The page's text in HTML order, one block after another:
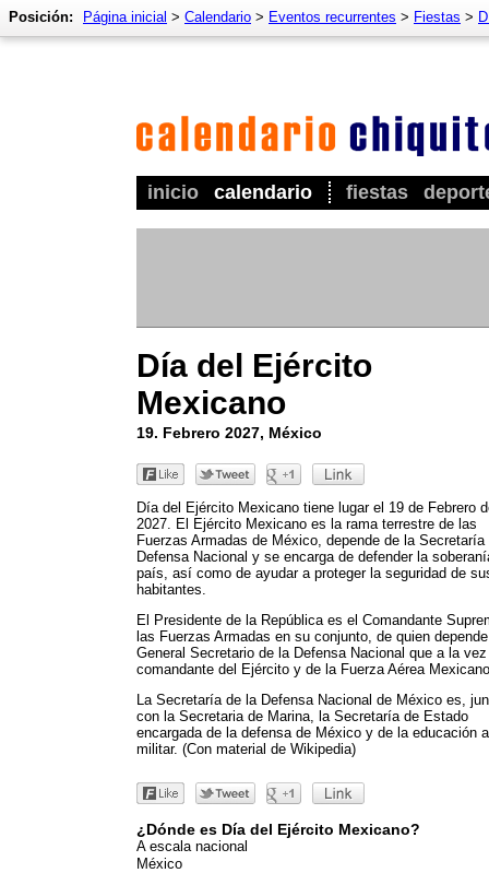
inicio calendario fiestas
Posición: Página inicial > Calendario > Eventos recurrentes > Fiestas >
Día del Ejército
Mexicano
19. Febrero 2027, México
Día del Ejército Mexicano tiene lugar el 19 de Febrero
2027. El Ejército Mexicano es la rama terrestre de las
Fuerzas Armadas de México, depende de la Secretaría
Defensa Nacional y se encarga de defender la
país, así como de ayudar a proteger la seguridad de
habitantes.
El Presidente de la República es el Comandante
las Fuerzas Armadas en su conjunto, de quien
General Secretario de la Defensa Nacional que a la
comandante del Ejército y de la Fuerza Aérea
La Secretaría de la Defensa Nacional de México es,
con la Secretaria de Marina, la Secretaría de Estado
encargada de la defensa de México y de la educación a
militar. (Con material de Wikipedia)
¿Dónde es Día del Ejército Mexicano?
A escala nacional
México